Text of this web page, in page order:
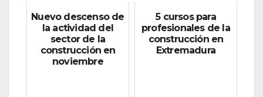
Nuevo descenso de
la actividad del
sector de la
construcción en
noviembre
5 cursos para
profesionales de la
construcción en
Extremadura